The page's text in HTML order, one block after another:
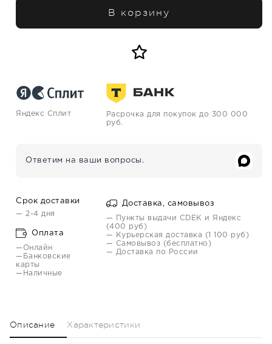
В корзину
Яндекс Сплит
Расрочка для покупок до 300 000
руб.
Ответим на ваши вопросы.
Срок доставки
— 2-4 дня
Оплата
—Онлайн
—Банковские
карты
—Наличные
Доставка, самовывоз
— Пункты выдачи CDEK и Яндекс
(400 руб)
— Курьерская доставка (1 100 руб)
— Самовывоз (бесплатно)
— Доставка по России
Описание Характеристики